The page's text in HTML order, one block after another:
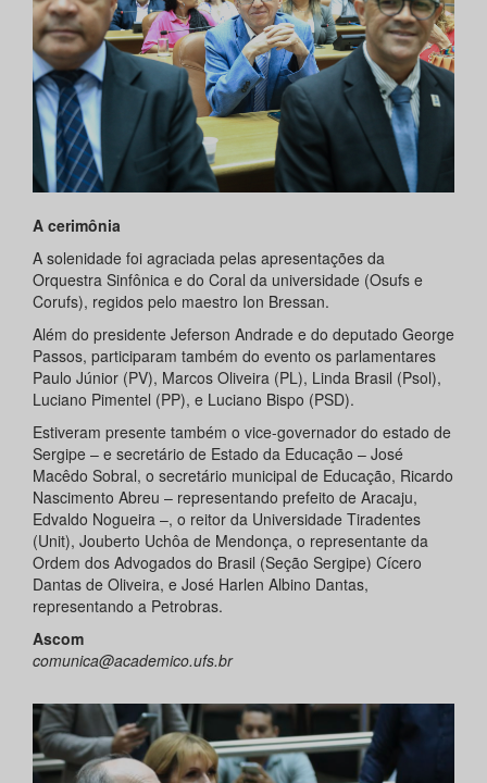
A cerimônia
A solenidade foi agraciada pelas apresentações da
Orquestra Sinfônica e do Coral da universidade (Osufs e
Corufs), regidos pelo maestro Ion Bressan.
Além do presidente Jeferson Andrade e do deputado George
Passos, participaram também do evento os parlamentares
Paulo Júnior (PV), Marcos Oliveira (PL), Linda Brasil (Psol),
Luciano Pimentel (PP), e Luciano Bispo (PSD).
Estiveram presente também o vice-governador do estado de
Sergipe – e secretário de Estado da Educação – José
Macêdo Sobral, o secretário municipal de Educação, Ricardo
Nascimento Abreu – representando prefeito de Aracaju,
Edvaldo Nogueira –, o reitor da Universidade Tiradentes
(Unit), Jouberto Uchôa de Mendonça, o representante da
Ordem dos Advogados do Brasil (Seção Sergipe) Cícero
Dantas de Oliveira, e José Harlen Albino Dantas,
representando a Petrobras.
Ascom
comunica@academico.ufs.br
Anterior